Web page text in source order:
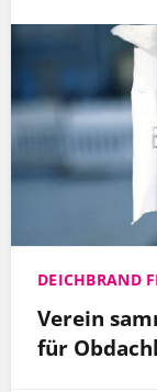
DEICHBRAND
Verein
für